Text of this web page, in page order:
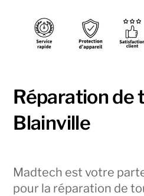
Réparation de
Blainville
Madtech est votre
pour la réparation de